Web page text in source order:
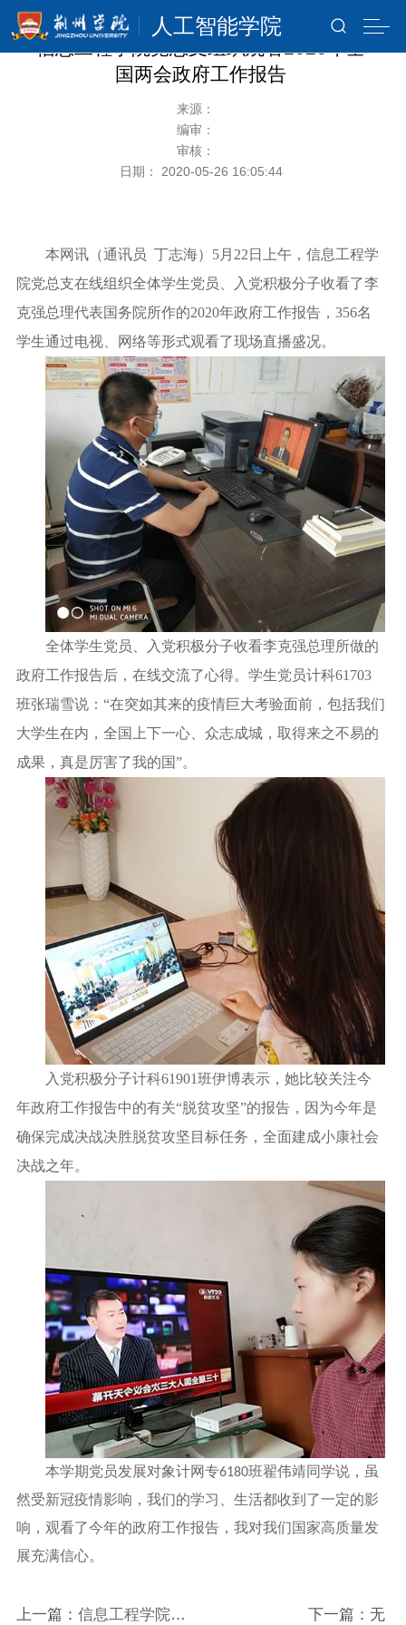
人工智能学院
信息工程学院党总支组织观看2020年全
国两会政府工作报告
来源：
编审：
审核：
日期： 2020-05-26 16:05:44
本网讯（通讯员 丁志海） 5月 22 日上午，信息工程学
院党总支在线组织全体学生党员、入党积极分子收看了李
克强总理代表国务院所作的2020年政府工作报告， 356名
学生通过电视、网络等形式观看了现场直播盛况。
全体学生党员、入党积极分子收看李克强总理所做的
政府工作报告后，在线交流了心得。学生党员计科61703
班张瑞雪说：“在突如其来的疫情巨大考验面前，包括我们
大学生在内，全国上下一心、众志成城，取得来之不易的
成果，真是厉害了我的国”。
入党积极分子计科61901班伊博表示，她比较关注今
年政府工作报告中的有关“脱贫攻坚”的报告，因为今年是
确保完成决战决胜脱贫攻坚目标任务，全面建成小康社会
决战之年。
本学期党员发展对象计网专6180班翟伟靖同学说，虽
然受新冠疫情影响，我们的学习、生活都收到了一定的影
响，观看了今年的政府工作报告，我对我们国家高质量发
展充满信心。
上一篇： 信息工程学院组 下一篇：无